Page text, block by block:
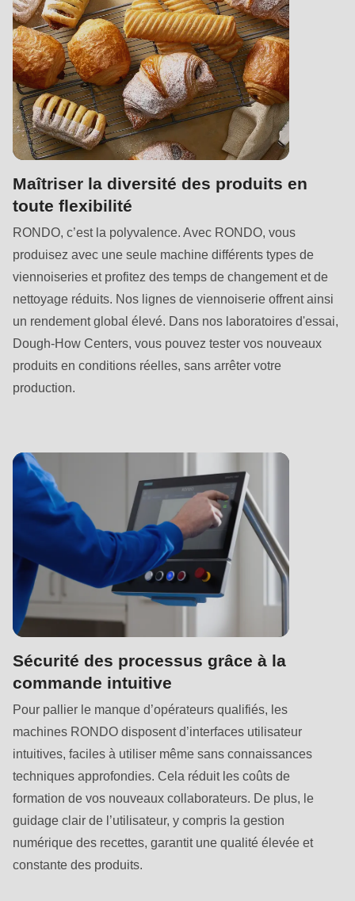
is
deprecated
in
Drupal\rondo_contact\ContactService-
>Drupal\rondo_contact\
{closure}
()
(line
592
of
modules/custom/rondo_contact/src/ContactService.php
Deprecated
function
:
mb_substr():
Passing
null
to
of
type
string
deprecated
in
Drupal\rondo_contact\ContactService-
>Drupal\rondo_contact\
()
(line
592
of
modules/custom/rondo_contact/src/ContactService.php
Deprecated
function:
mb_substr():
Passing
Maîtriser la diversité des produits en
toute flexibilité
RONDO, c’est la polyvalence. Avec RONDO, vous
produisez avec une seule machine différents types de
viennoiseries et profitez des temps de changement et de
nettoyage réduits. Nos lignes de viennoiserie offrent ainsi
un rendement global élevé. Dans nos laboratoires d'essai,
Dough-How Centers, vous pouvez tester vos nouveaux
produits en conditions réelles, sans arrêter votre
production.
Sécurité des processus grâce à la
commande intuitive
Pour pallier le manque d’opérateurs qualifiés, les
machines RONDO disposent d’interfaces utilisateur
intuitives, faciles à utiliser même sans connaissances
techniques approfondies. Cela réduit les coûts de
formation de vos nouveaux collaborateurs. De plus, le
guidage clair de l’utilisateur, y compris la gestion
numérique des recettes, garantit une qualité élevée et
constante des produits.